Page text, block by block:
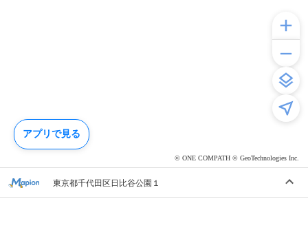
© ONE COMPATH © GeoTechnologies Inc.
東京都千代田区日比谷公園１
アプリで見る